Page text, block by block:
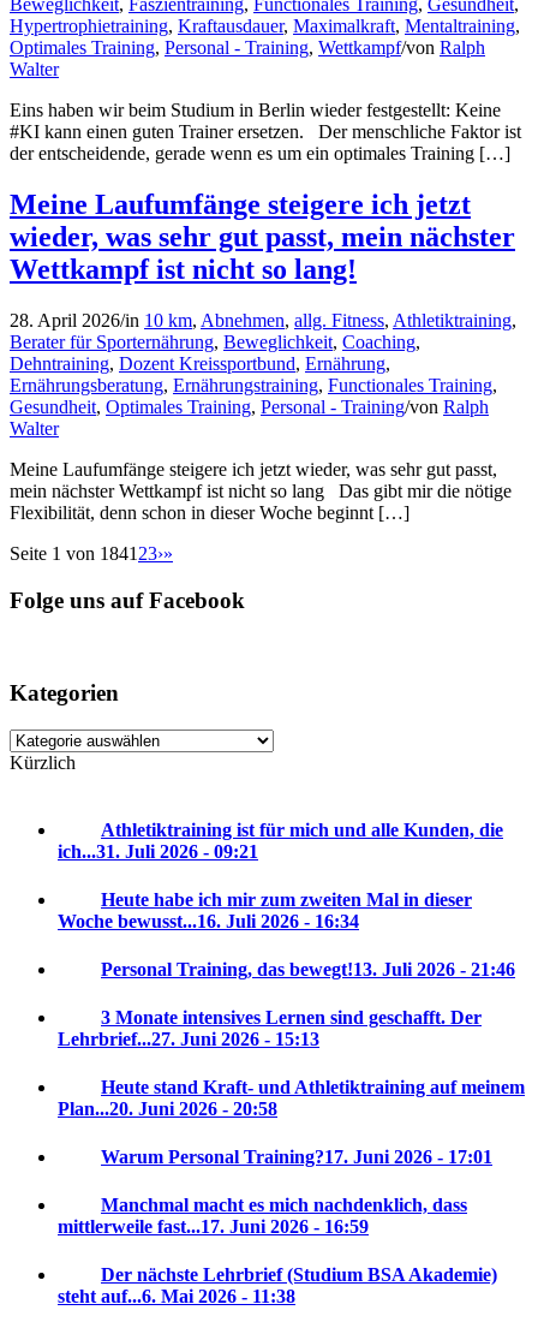
Beweglichkeit, Faszientraining, Functionales Training, Gesundheit,
Hypertrophietraining, Kraftausdauer, Maximalkraft, Mentaltraining,
Optimales Training, Personal - Training, Wettkampf/von Ralph
Walter
Eins haben wir beim Studium in Berlin wieder festgestellt: Keine
#KI kann einen guten Trainer ersetzen. Der menschliche Faktor ist
der entscheidende, gerade wenn es um ein optimales Training […]
Meine Laufumfänge steigere ich jetzt
wieder, was sehr gut passt, mein nächster
Wettkampf ist nicht so lang!
28. April 2026/in 10 km, Abnehmen, allg. Fitness, Athletiktraining,
Berater für Sporternährung, Beweglichkeit, Coaching,
Dehntraining, Dozent Kreissportbund, Ernährung,
Ernährungsberatung, Ernährungstraining, Functionales Training,
Gesundheit, Optimales Training, Personal - Training/von Ralph
Walter
Meine Laufumfänge steigere ich jetzt wieder, was sehr gut passt,
mein nächster Wettkampf ist nicht so lang Das gibt mir die nötige
Flexibilität, denn schon in dieser Woche beginnt […]
Seite 1 von 1841 23›»
Folge uns auf Facebook
Kategorien
Kategorien
Kürzlich
Athletiktraining ist für mich und alle Kunden, die
ich...31. Juli 2026 - 09:21
Heute habe ich mir zum zweiten Mal in dieser
Woche bewusst...16. Juli 2026 - 16:34
Personal Training, das bewegt!13. Juli 2026 - 21:46
3 Monate intensives Lernen sind geschafft. Der
Lehrbrief...27. Juni 2026 - 15:13
Heute stand Kraft- und Athletiktraining auf meinem
Plan...20. Juni 2026 - 20:58
Warum Personal Training?17. Juni 2026 - 17:01
Manchmal macht es mich nachdenklich, dass
mittlerweile fast...17. Juni 2026 - 16:59
Der nächste Lehrbrief (Studium BSA Akademie)
steht auf...6. Mai 2026 - 11:38